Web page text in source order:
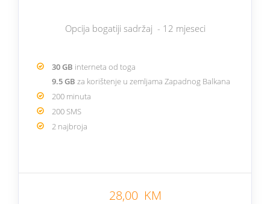
Opcija bogatiji sadržaj - 12 mjeseci
30 GB interneta od toga
9.5 GB za korištenje u zemljama Zapadnog Balkana
200 minuta
200 SMS
2 najbroja
28,00 KM